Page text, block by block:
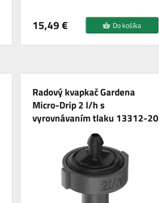
15,49 € Do košíka
Radový kvapkač Gardena
Micro-Drip 2 l/h s
vyrovnávaním tlaku 13312-20